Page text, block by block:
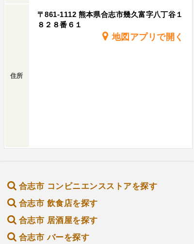
住所
〒861-1112 熊本県合志市幾久富字八丁谷１
８２８番６１
地図アプリで開く
合志市 コンビニエンスストアを探す
合志市 飲食店を探す
合志市 居酒屋を探す
合志市 バーを探す